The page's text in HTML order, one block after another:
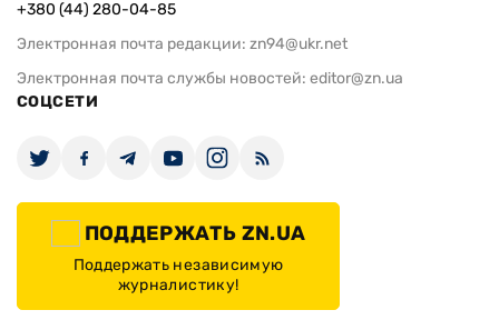
+380 (44) 280-04-85
Электронная почта редакции: zn94@ukr.net
Электронная почта службы новостей: editor@zn.ua
СОЦСЕТИ
ПОДДЕРЖАТЬ ZN.UA
Поддержать независимую
журналистику!